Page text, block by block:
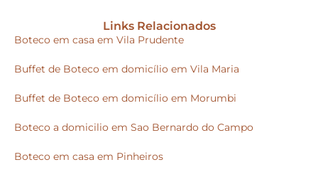
Links Relacionados
Boteco em casa em Vila Prudente
Buffet de Boteco em domicílio em Vila Maria
Buffet de Boteco em domicílio em Morumbi
Boteco a domicilio em Sao Bernardo do Campo
Boteco em casa em Pinheiros